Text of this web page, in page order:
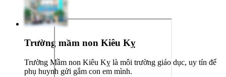
Trường mầm non Kiêu Kỵ
Trường Mầm non Kiêu Kỵ là môi trường giáo dục, uy tín để
phụ huynh gửi gắm con em mình.